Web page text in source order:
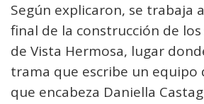
Según explicaron, se trabaja
final de la construcción de
de Vista Hermosa, lugar
trama que escribe un equipo
que encabeza Daniella